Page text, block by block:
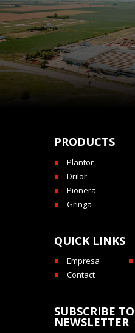
PRODUCTS
Plantor
Drilor
Pionera
Gringa
QUICK LINKS
Empresa
Contact
SUBSCRIBE
NEWSLETTER